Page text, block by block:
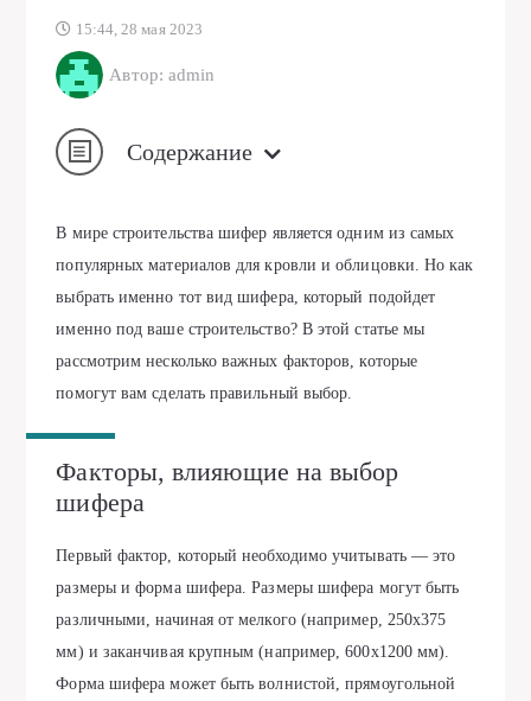
15:44, 28 мая 2023
Автор: admin
Содержание
В мире строительства шифер является одним из самых
популярных материалов для кровли и облицовки. Но как
выбрать именно тот вид шифера, который подойдет
именно под ваше строительство? В этой статье мы
рассмотрим несколько важных факторов, которые
помогут вам сделать правильный выбор.
Факторы, влияющие на выбор
шифера
Первый фактор, который необходимо учитывать — это
размеры и форма шифера. Размеры шифера могут быть
различными, начиная от мелкого (например, 250х375
мм) и заканчивая крупным (например, 600х1200 мм).
Форма шифера может быть волнистой, прямоугольной